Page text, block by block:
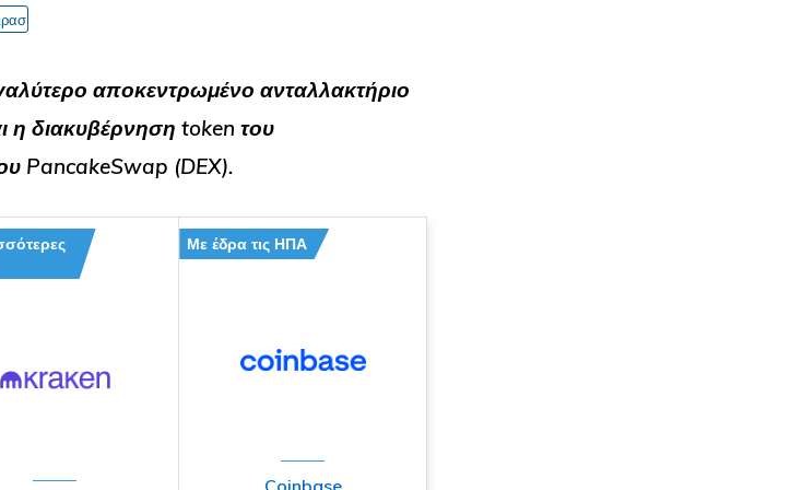
αποκεντρωμένο ανταλλακτήριο
η διακυβέρνηση token του
PancakeSwap (DEX).
Με έδρα τις ΗΠΑ
Coinbase